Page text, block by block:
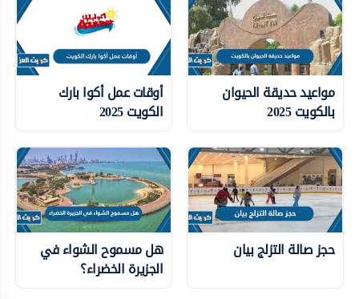
مواعيد حديقة الحيوان
بالكويت 2025
أوقات عمل أكوا بارك
الكويت 2025
حجز صالة التزلج بيان هل مسموح الشواء في
الجزيرة الخضراء؟